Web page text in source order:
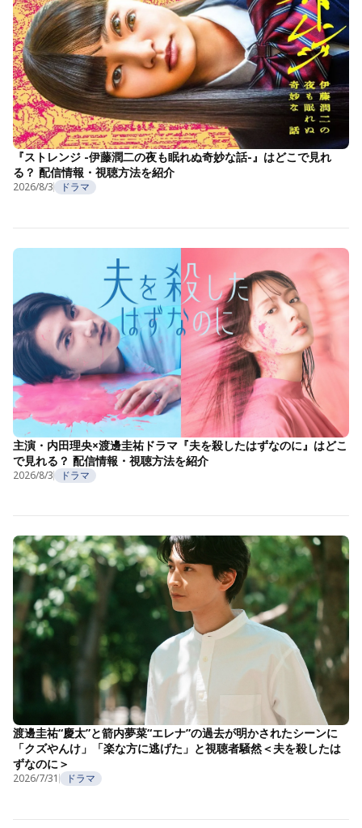
『ストレンジ -伊藤潤二の夜も眠れぬ奇妙な話-』はどこで見れ
る？ 配信情報・視聴方法を紹介
2026/8/3 ドラマ
主演・内田理央×渡邊圭祐ドラマ『夫を殺したはずなのに』はどこ
で見れる？ 配信情報・視聴方法を紹介
2026/8/3 ドラマ
渡邊圭祐“慶太”と箭内夢菜“エレナ”の過去が明かされたシーンに
「クズやんけ」「楽な方に逃げた」と視聴者騒然＜夫を殺したは
ずなのに＞
2026/7/31 ドラマ